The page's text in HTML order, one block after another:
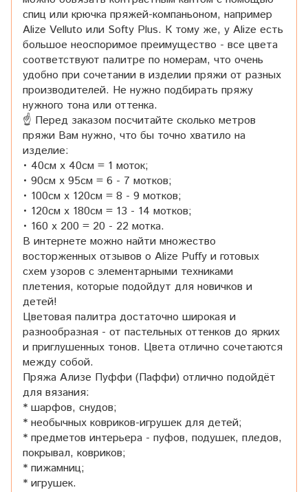
спиц или крючка пряжей-компаньоном, например
Alize Velluto или Softy Plus. К тому же, у Alize есть
большое неоспоримое преимущество - все цвета
соответствуют палитре по номерам, что очень
удобно при сочетании в изделии пряжи от разных
производителей. Не нужно подбирать пряжу
нужного тона или оттенка.
☝ Перед заказом посчитайте сколько метров
пряжи Вам нужно, что бы точно хватило на
изделие:
• 40см x 40см = 1 моток;
• 90см x 95см = 6 - 7 мотков;
• 100см x 120см = 8 - 9 мотков;
• 120см x 180см = 13 - 14 мотков;
• 160 x 200 = 20 - 22 мотка.
В интернете можно найти множество
восторженных отзывов о Alize Puffy и готовых
схем узоров с элементарными техниками
плетения, которые подойдут для новичков и
детей!
Цветовая палитра достаточно широкая и
разнообразная - от пастельных оттенков до ярких
и приглушенных тонов. Цвета отлично сочетаются
между собой.
Пряжа Ализе Пуффи (Паффи) отлично подойдёт
для вязания:
* шарфов, снудов;
* необычных ковриков-игрушек для детей;
* предметов интерьера - пуфов, подушек, пледов,
покрывал, ковриков;
* пижамниц;
* игрушек.